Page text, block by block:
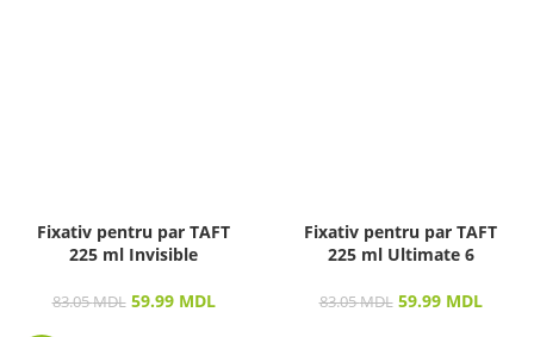
Fixativ pentru par TAFT
225 ml Invisible
83.05MDL 59.99 MDL
Fixativ pentru par TAFT
225 ml Ultimate 6
83.05MDL 59.99 MDL